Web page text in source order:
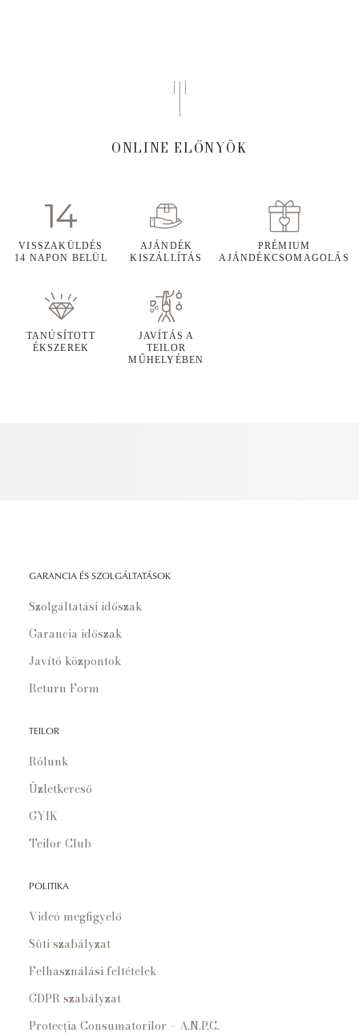
ONLINE ELŐNYÖK
VISSZAKÜLDÉS
14 NAPON BELÜL
AJÁNDÉK
KISZÁLLÍTÁS
PRÉMIUM
AJÁNDÉKCSOMAGOLÁS
TANÚSÍTOTT
ÉKSZEREK
JAVÍTÁS A
TEILOR
MŰHELYÉBEN
GARANCIA ÉS SZOLGÁLTATÁSOK
Szolgáltatási időszak
Garancia időszak
Javító központok
Return Form
TEILOR
Rólunk
Üzletkereső
GYIK
Teilor Club
POLITIKA
Videó megfigyelő
Süti szabályzat
Felhasználási feltételek
GDPR szabályzat
Protecția Consumatorilor – A.N.P.C.